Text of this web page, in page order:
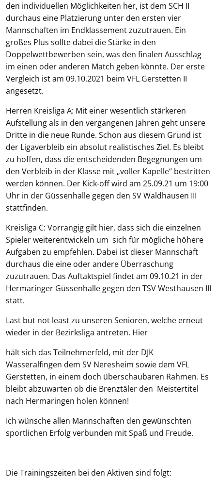
den individuellen Möglichkeiten her, ist dem SCH II
durchaus eine Platzierung unter den ersten vier
Mannschaften im Endklassement zuzutrauen. Ein
großes Plus sollte dabei die Stärke in den
Doppelwettbewerben sein, was den finalen Ausschlag
im einen oder anderen Match geben könnte. Der erste
Vergleich ist am 09.10.2021 beim VFL Gerstetten II
angesetzt.
Herren Kreisliga A: Mit einer wesentlich stärkeren
Aufstellung als in den vergangenen Jahren geht unsere
Dritte in die neue Runde. Schon aus diesem Grund ist
der Ligaverbleib ein absolut realistisches Ziel. Es bleibt
zu hoffen, dass die entscheidenden Begegnungen um
den Verbleib in der Klasse mit „voller Kapelle“ bestritten
werden können. Der Kick-off wird am 25.09.21 um 19:00
Uhr in der Güssenhalle gegen den SV Waldhausen III
stattfinden.
Kreisliga C: Vorrangig gilt hier, dass sich die einzelnen
Spieler weiterentwickeln um sich für mögliche höhere
Aufgaben zu empfehlen. Dabei ist dieser Mannschaft
durchaus die eine oder andere Überraschung
zuzutrauen. Das Auftaktspiel findet am 09.10.21 in der
Hermaringer Güssenhalle gegen den TSV Westhausen III
statt.
Last but not least zu unseren Senioren, welche erneut
wieder in der Bezirksliga antreten. Hier
hält sich das Teilnehmerfeld, mit der DJK
Wasseralfingen dem SV Neresheim sowie dem VFL
Gerstetten, in einem doch überschaubaren Rahmen. Es
bleibt abzuwarten ob die Brenztäler den Meistertitel
nach Hermaringen holen können!
Ich wünsche allen Mannschaften den gewünschten
sportlichen Erfolg verbunden mit Spaß und Freude.
Die Trainingszeiten bei den Aktiven sind folgt: